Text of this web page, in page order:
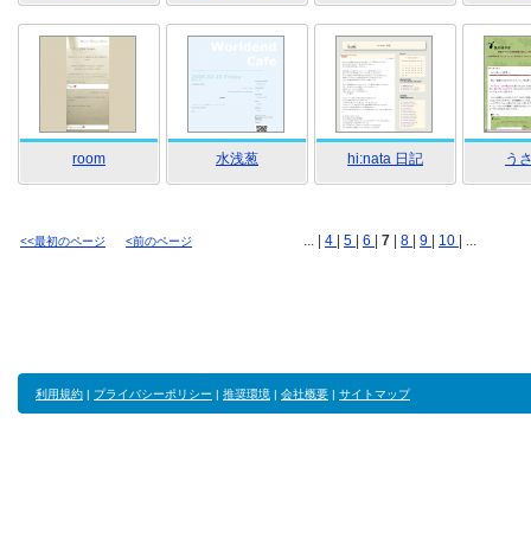
room 水浅葱 hi:nata 日記 う
<<最初のページ <前のページ ... | 4 5 6 7 8 9 10 | ...
利用規約 | プライバシーポリシー | 推奨環境 | 会社概要 | サイトマップ